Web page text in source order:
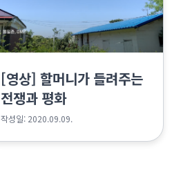
[영상] 할머니가 들려주는
전쟁과 평화
작성일: 2020.09.09.